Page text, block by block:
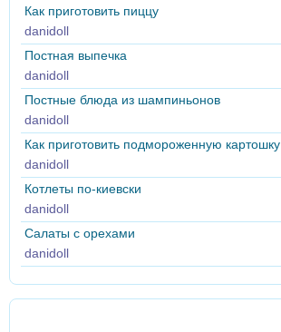
Как приготовить пиццу
danidoll
Постная выпечка
danidoll
Постные блюда из шампиньонов
danidoll
Как приготовить подмороженную картошку
danidoll
Котлеты по-киевски
danidoll
Салаты с орехами
danidoll